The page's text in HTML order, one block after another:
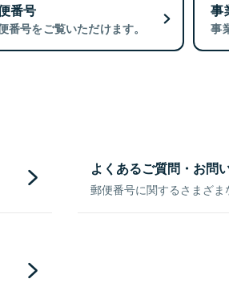
番号
番号をご覧いただけます。
事
事
よくあるご質問・お問
郵便番号に関するさまざま